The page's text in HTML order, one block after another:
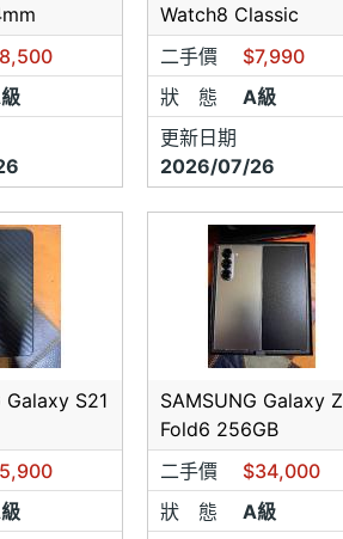
Watch8 Classic
二手價
$7,990
狀 態
A級
更新日期
2026/07/26
Galaxy S21
SAMSUNG Galaxy Z
Fold6 256GB
二手價
$34,000
狀 態
A級